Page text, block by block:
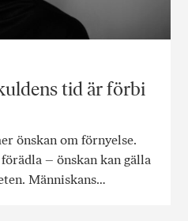
tid är förbi
önskan om förnyelse.
– önskan kan gälla
Människans…